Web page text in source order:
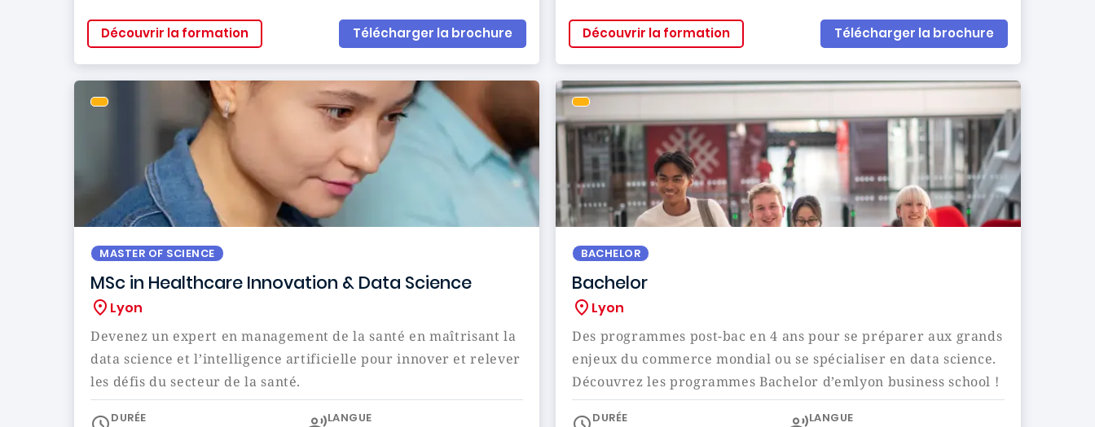
Découvrir la formation Télécharger la brochure Découvrir la formation Télécharger la brochure
MASTER OF SCIENCE
MSc in Healthcare Innovation & Data Science
Lyon
Devenez un expert en management de la santé en maîtrisant la
data science et l’intelligence artificielle pour innover et relever
les défis du secteur de la santé.
DURÉE Curriculum
LANGUE
BACHELOR
Bachelor
Lyon
Des programmes post-bac en 4 ans pour se préparer aux grands
enjeux du commerce mondial ou se spécialiser en data science.
Découvrez les programmes Bachelor d’emlyon business school !
DURÉE Curriculum
LANGUE